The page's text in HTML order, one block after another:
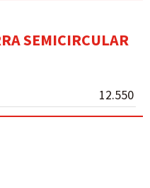
SEMICIRCULAR
12.550